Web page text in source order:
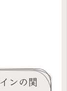
ンの関